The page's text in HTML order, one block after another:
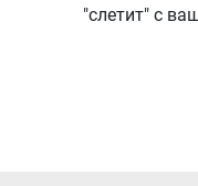
"слетит" с